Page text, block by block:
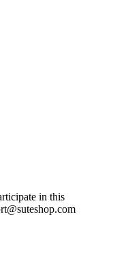
in this